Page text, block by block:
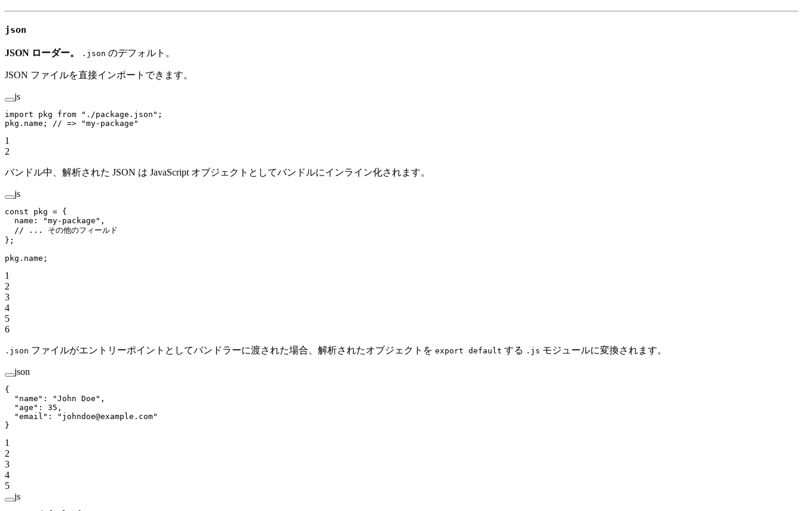
json
JSON ローダー。 .json のデフォルト。
JSON ファイルを直接インポートできます。
js
import pkg from "./package.json" ;
pkg.name;
// => "my-package"
1
2
バンドル中、解析された JSON は JavaScript オブジェクトとしてバンドルにインライン化されます。
js
const pkg = {
  name:
"my-package" ,
  // ... その他のフィールド
};
pkg.name;
1
2
3
4
5
6
.json ファイルがエントリーポイントとしてバンドラーに渡された場合、解析されたオブジェクトを export default する .js モジュールに変換されます。
json
{
  "name"
: "John Doe" ,
  "age"
: 35 ,
  "email"
:
"johndoe@example.com"
}
1
2
3
4
5
js